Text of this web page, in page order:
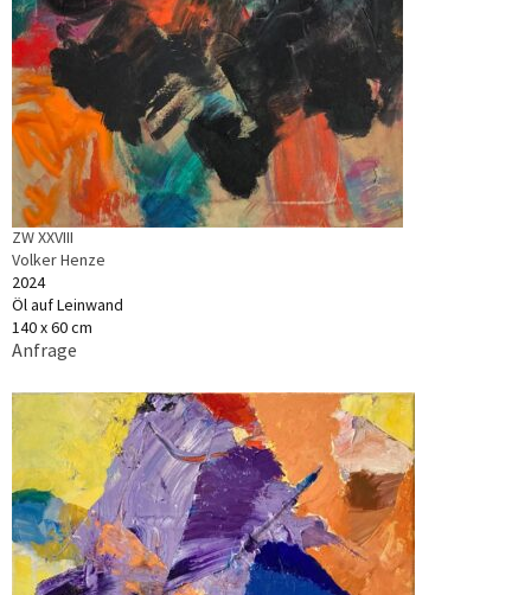
ZW XXVIII
Volker Henze
2024
Öl auf Leinwand
140 x 60 cm
Anfrage